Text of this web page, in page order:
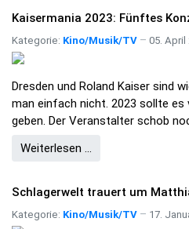
Kaisermania 2023: Fünftes
Kategorie: Kino/Musik/TV 05. April
Dresden und Roland Kaiser sind
man einfach nicht. 2023 sollte es
geben. Der Veranstalter schob
Weiterlesen …
Schlagerwelt trauert um
Kategorie: Kino/Musik/TV 17.